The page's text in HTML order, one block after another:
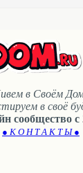
в Своём
в своё
сообщество с
● К О Н Т А К Т Ы ●